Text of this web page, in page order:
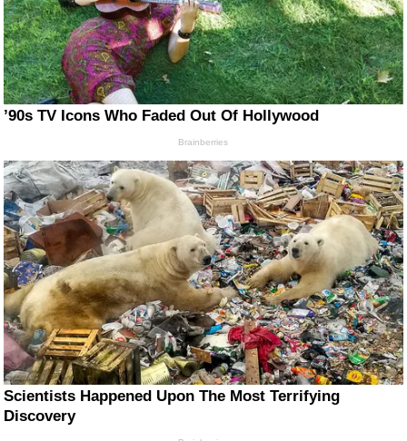
’90s TV Icons Who Faded Out Of Hollywood
Brainberries
Scientists Happened Upon The Most Terrifying
Discovery